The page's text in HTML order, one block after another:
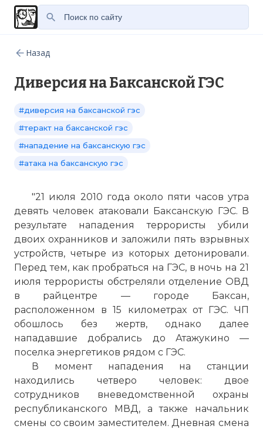
Назад
Диверсия на Баксанской ГЭС
#диверсия на баксанской гэс
#теракт на баксанской гэс
#нападение на баксанскую гэс
#атака на баксанскую гэс
"21 июля 2010 года около пяти часов утра
девять человек атаковали Баксанскую ГЭС. В
результате нападения террористы убили
двоих охранников и заложили пять взрывных
устройств, четыре из которых детонировали.
Перед тем, как пробраться на ГЭС, в ночь на 21
июля террористы обстреляли отделение ОВД
в райцентре — городе Баксан,
расположенном в 15 километрах от ГЭС. ЧП
обошлось без жертв, однако далее
нападавшие добрались до Атажукино —
поселка энергетиков рядом с ГЭС.
В момент нападения на станции
находились четверо человек: двое
сотрудников вневедомственной охраны
республиканского МВД, а также начальник
смены со своим заместителем. Дневная смена